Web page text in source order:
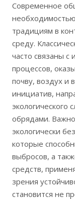
Современное
традициям в
среду.
часто связаны с
процессов,
почву, воздух и
инициатив,
экологического
обрядами.
экологически
которые
выбросов, а
средств,
зрения
становится не